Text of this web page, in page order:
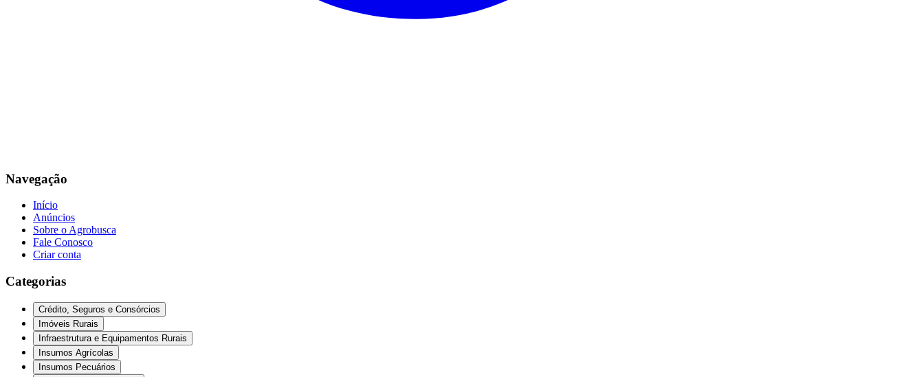
Navegação
Início
Anúncios
Sobre o Agrobusca
Fale Conosco
Criar conta
Categorias
Crédito, Seguros e Consórcios
Imóveis Rurais
Infraestrutura e Equipamentos Rurais
Insumos Agrícolas
Insumos Pecuários